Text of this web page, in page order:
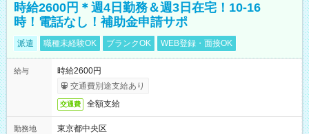
時給2600円＊週4日勤務＆週3日在宅！10-16
時！電話なし！補助金申請サポ
派遣 職種未経験OK ブランクOK WEB登録・面接OK
給与
時給2600円
交通費別途支給あり
交通費 全額支給
勤務地
東京都中央区